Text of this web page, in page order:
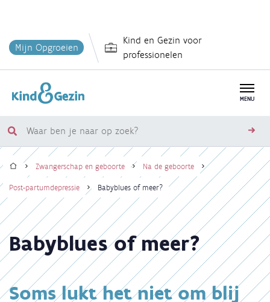
en
inhoud
Mijn Opgroeien
Kind en Gezin voor
professionelen
MENU
Waar
ben
je
op
zoek?
Kruimelpad
HomeZwangerschap en geboorte Na de geboorte
Post-partumdepressie Babyblues of meer?
Babyblues of meer?
Soms lukt het niet om blij